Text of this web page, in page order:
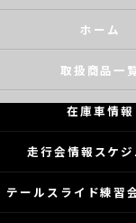
ホーム
取扱商品一
在庫車情報
走行会情報スケジ
テールスライド練習